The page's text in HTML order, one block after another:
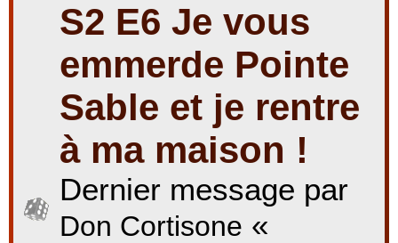
S2 E6 Je vous
emmerde Pointe
Sable et je rentre
à ma maison !
Dernier message par
Don Cortisone «